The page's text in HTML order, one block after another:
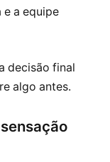
e a equipe
decisão final
algo antes.